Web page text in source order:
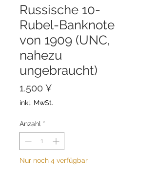
Russische 10-
Rubel-Banknote
von 1909 (UNC,
nahezu
ungebraucht)
1.500 ¥
inkl. MwSt.
Anzahl *
Nur noch 4 verfügbar